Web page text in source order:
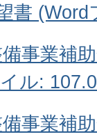
書
事業補
ル:
事業補